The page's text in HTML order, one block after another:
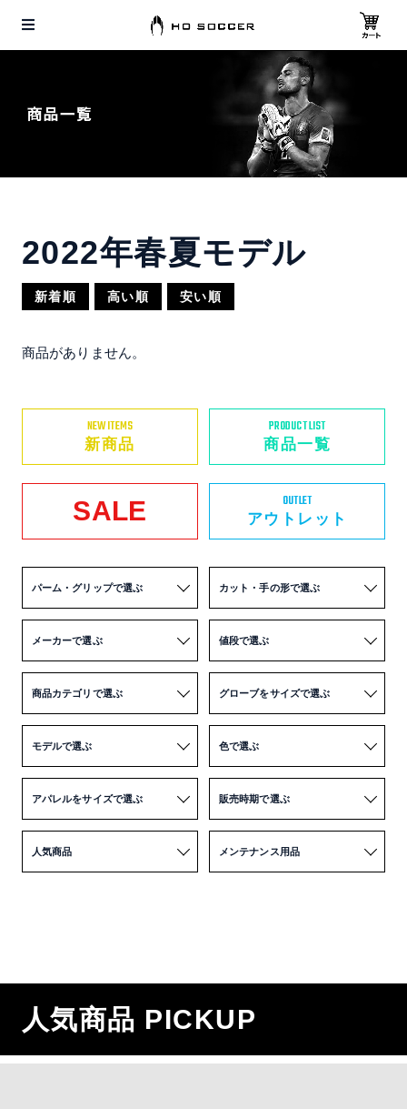
2022年春夏モデル
新着順 高い順 安い順
商品がありません。
NEW ITEMS
新商品
PRODUCT LIST
商品一覧
SALE OUTLET
アウトレット
パーム・グリップで選ぶ カット・手の形で選ぶ
メーカーで選ぶ 値段で選ぶ
商品カテゴリで選ぶ グローブをサイズで選ぶ
モデルで選ぶ 色で選ぶ
アパレルをサイズで選ぶ 販売時期で選ぶ
人気商品 メンテナンス用品
人気商品 PICKUP